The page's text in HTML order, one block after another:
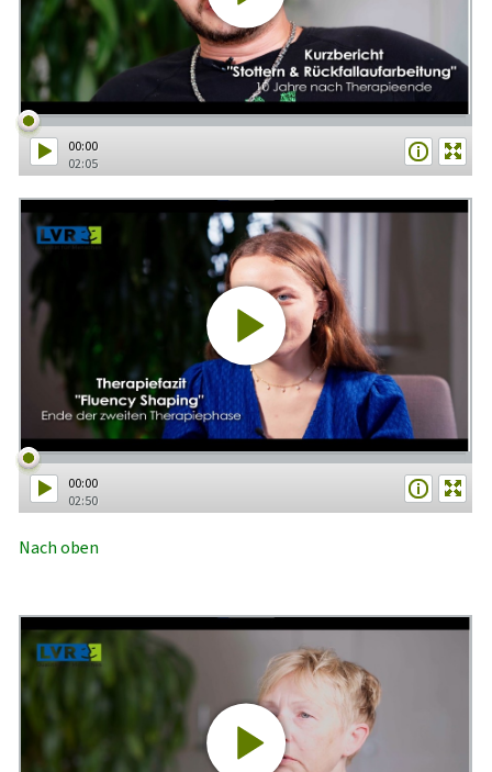
00:00
02:05
00:00
02:50
Nach oben